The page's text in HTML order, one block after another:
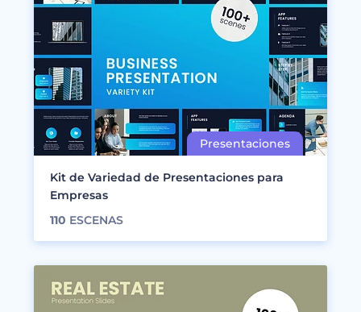
Kit de Variedad de Presentaciones para
Empresas
110 ESCENAS